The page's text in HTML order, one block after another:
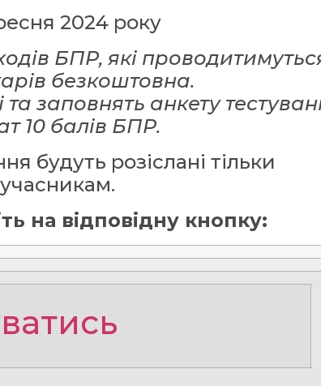
2024 року
БПР, які
безкоштовна.
заповнять анкету
10 балів БПР.
будуть розіслані тільки
на відповідну кнопку: